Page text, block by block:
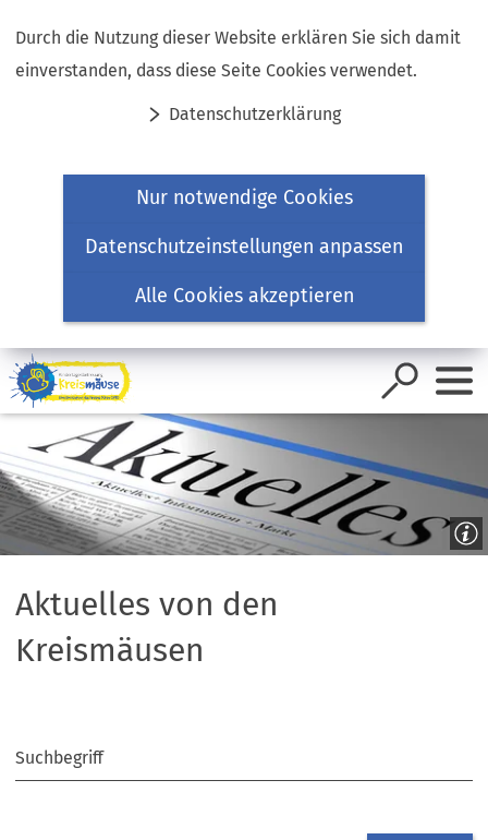
Durch die Nutzung dieser Website erklären Sie sich damit
einverstanden, dass diese Seite Cookies verwendet.
Datenschutzerklärung
Nur notwendige Cookies
Datenschutzeinstellungen anpassen
Alle Cookies akzeptieren
Inhalt anspringen
Aktuelles von den
Kreismäusen
Treffer
Filter
Suchbegriff